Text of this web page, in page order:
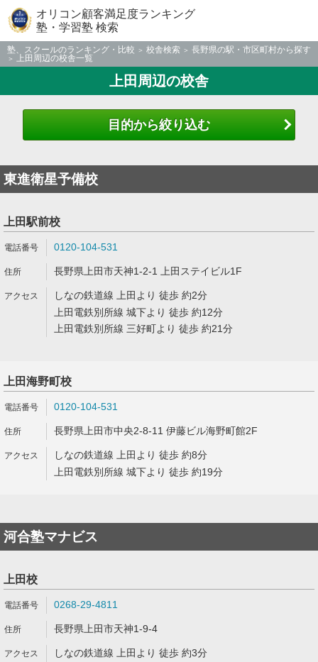
オリコン顧客満足度ランキング
塾・学習塾 検索
塾、スクールのランキング・比較 校舎検索
長野県の駅・市区町村から探す
上田周辺の校舎一覧
上田周辺の校舎
目的から絞り込む
東進衛星予備校
上田駅前校
0120-104-531
長野県上田市天神1-2-1 上田ステイビル1F
しなの鉄道線 上田より 徒歩 約2分
上田電鉄別所線 城下より 徒歩 約12分
上田電鉄別所線 三好町より 徒歩 約21分
上田海野町校
0120-104-531
長野県上田市中央2-8-11 伊藤ビル海野町館2F
しなの鉄道線 上田より 徒歩 約8分
上田電鉄別所線 城下より 徒歩 約19分
河合塾マナビス
上田校
0268-29-4811
長野県上田市天神1-9-4
しなの鉄道線 上田より 徒歩 約3分